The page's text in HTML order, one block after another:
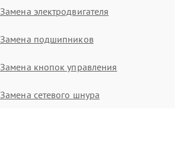
Замена электродвигателя
Замена подшипников
Замена кнопок управления
Замена сетевого шнура